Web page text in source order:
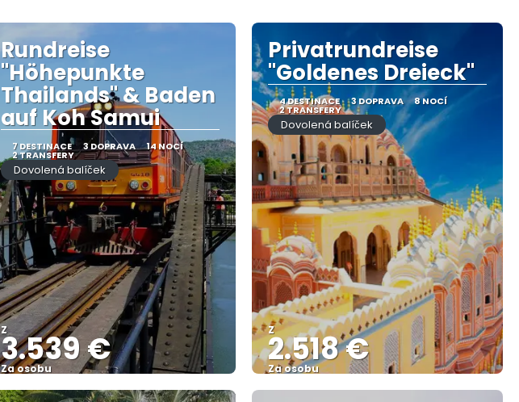
Rundreise
"Höhepunkte
Thailands" & Baden
auf Koh Samui
7 DESTINACE 3 DOPRAVA 14 NOCÍ
2 TRANSFERY
Dovolená balíček
Z
3.539 €
Za osobu
Zobrazit
Privatrundreise
"Goldenes Dreieck"
4 DESTINACE 3 DOPRAVA 8 NOCÍ
2 TRANSFERY
Dovolená balíček
Z
2.518 €
Za osobu
Zobrazit